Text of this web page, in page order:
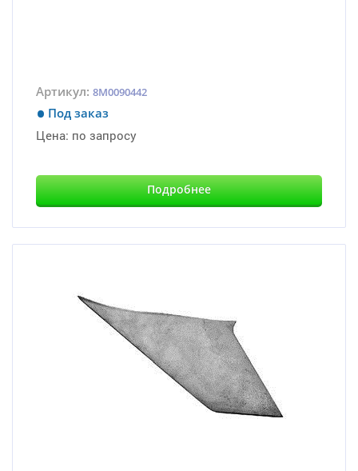
Артикул: 8M0090442
Под заказ
Цена: по запросу
Подробнее